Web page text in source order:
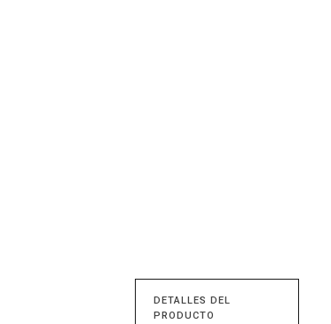
DETALLES DEL
PRODUCTO